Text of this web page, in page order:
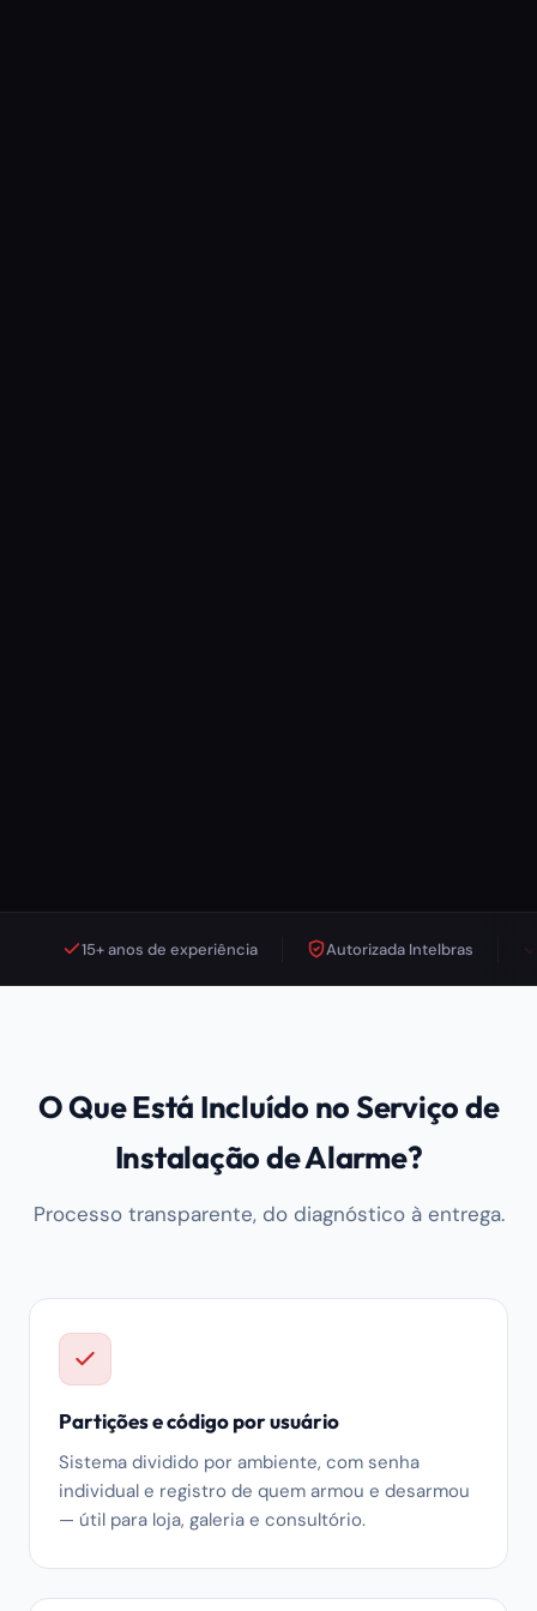
15+ anos de experiência Autorizada Intelbras
O Que Está Incluído no Serviço de
Instalação de Alarme?
Processo transparente, do diagnóstico à entrega.
Partições e código por usuário
Sistema dividido por ambiente, com senha
individual e registro de quem armou e desarmou
— útil para loja, galeria e consultório.